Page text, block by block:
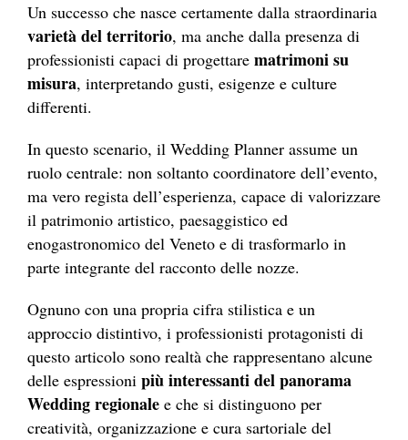
Un successo che nasce certamente dalla straordinaria
varietà del territorio, ma anche dalla presenza di
professionisti capaci di progettare matrimoni su
misura, interpretando gusti, esigenze e culture
differenti.
In questo scenario, il Wedding Planner assume un
ruolo centrale: non soltanto coordinatore dell’evento,
ma vero regista dell’esperienza, capace di valorizzare
il patrimonio artistico, paesaggistico ed
enogastronomico del Veneto e di trasformarlo in
parte integrante del racconto delle nozze.
Ognuno con una propria cifra stilistica e un
approccio distintivo, i professionisti protagonisti di
questo articolo sono realtà che rappresentano alcune
delle espressioni più interessanti del panorama
Wedding regionale e che si distinguono per
creatività, organizzazione e cura sartoriale del